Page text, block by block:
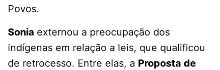
Povos.
Sonia externou a preocupação dos
indígenas em relação a leis, que qualificou
de retrocesso. Entre elas, a Proposta de